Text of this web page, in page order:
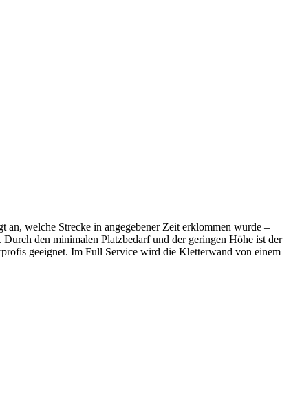
an, welche Strecke in angegebener Zeit erklommen wurde –
den minimalen Platzbedarf und der geringen Höhe ist der
geeignet. Im Full Service wird die Kletterwand von einem